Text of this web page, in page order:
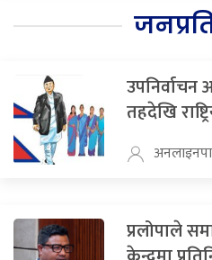
उपनिर्वाचन
तहदेखि
प्रलोपाले